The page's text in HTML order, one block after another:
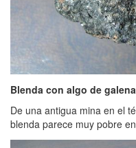
Blenda con algo de
De una antigua mina en el
blenda parece muy pobre